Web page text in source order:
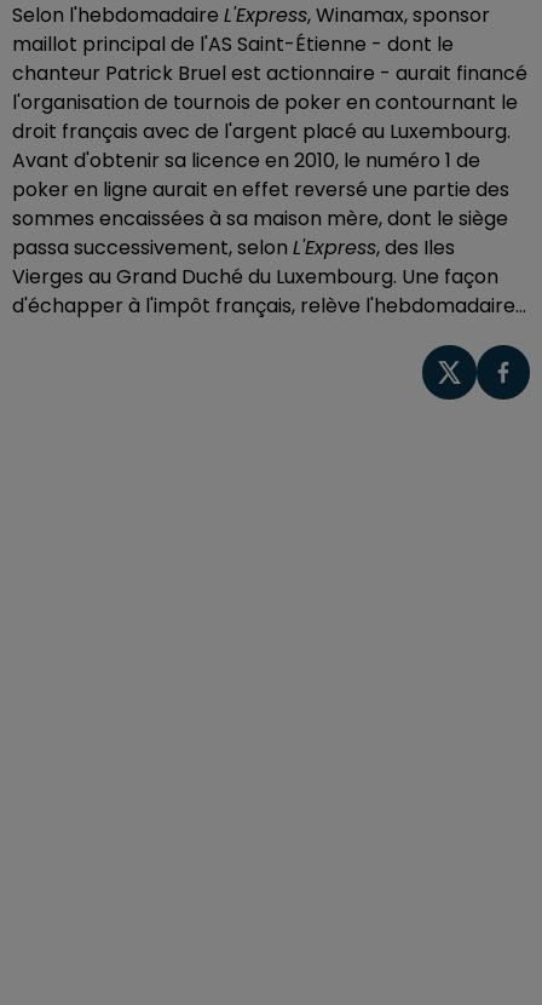
Selon l'hebdomadaire L'Express, Winamax, sponsor
maillot principal de l'AS Saint-Étienne - dont le
chanteur Patrick Bruel est actionnaire - aurait financé
l'organisation de tournois de poker en contournant le
droit français avec de l'argent placé au Luxembourg.
Avant d'obtenir sa licence en 2010, le numéro 1 de
poker en ligne aurait en effet reversé une partie des
sommes encaissées à sa maison mère, dont le siège
passa successivement, selon L'Express, des Iles
Vierges au Grand Duché du Luxembourg. Une façon
d'échapper à l'impôt français, relève l'hebdomadaire...